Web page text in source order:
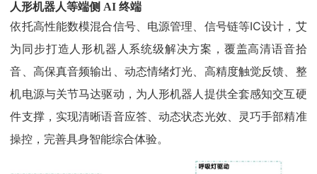
人形机器人等端侧 AI 终端
依托高性能数模混合信号、电源管理、信号链等IC设计，艾
为同步打造人形机器人系统级解决方案，覆盖高清语音拾
音、高保真音频输出、动态情绪灯光、高精度触觉反馈、整
机电源与关节马达驱动，为人形机器人提供全套感知交互硬
件支撑，实现清晰语音应答、动态状态光效、灵巧手部精准
操控，完善具身智能综合体验。